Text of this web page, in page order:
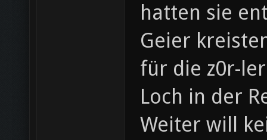
hatten sie
Geier
für die z0r-
Loch in der
Weiter will